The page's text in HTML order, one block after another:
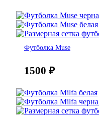
Футболка Muse
1500 ₽